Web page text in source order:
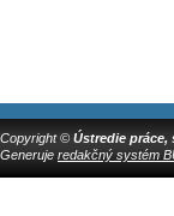
Copyright © Ústredie práce,
Generuje redakčný systém